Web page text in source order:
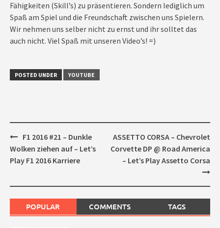
Fähigkeiten (Skill’s) zu präsentieren. Sondern lediglich um
Spaß am Spiel und die Freundschaft zwischen uns Spielern.
Wir nehmen uns selber nicht zu ernst und ihr solltet das
auch nicht. Viel Spaß mit unseren Video’s! =)
POSTED UNDER YOUTUBE
Post
navigation
F1 2016 #21 – Dunkle
Wolken ziehen auf – Let’s
Play F1 2016 Karriere
ASSETTO CORSA – Chevrolet
Corvette DP @ Road America
– Let’s Play Assetto Corsa
POPULAR COMMENTS TAGS